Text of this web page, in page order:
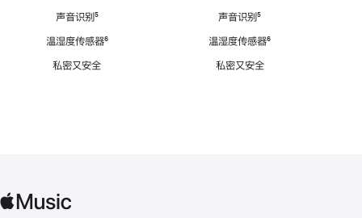
声音识别脚
⁵
温湿度传感器脚
⁶
私密又安全
声音识别脚
⁵
温湿度传感器脚
⁶
私密又安全